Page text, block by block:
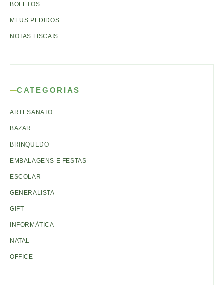
BOLETOS
MEUS PEDIDOS
NOTAS FISCAIS
CATEGORIAS
ARTESANATO
BAZAR
BRINQUEDO
EMBALAGENS E FESTAS
ESCOLAR
GENERALISTA
GIFT
INFORMÁTICA
NATAL
OFFICE